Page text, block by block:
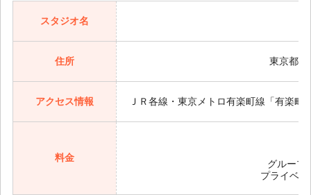
スタジオ名
住所 東京都中
アクセス情報 ＪＲ各線・東京メトロ有楽町線「有楽
料金
グループ
プライベ